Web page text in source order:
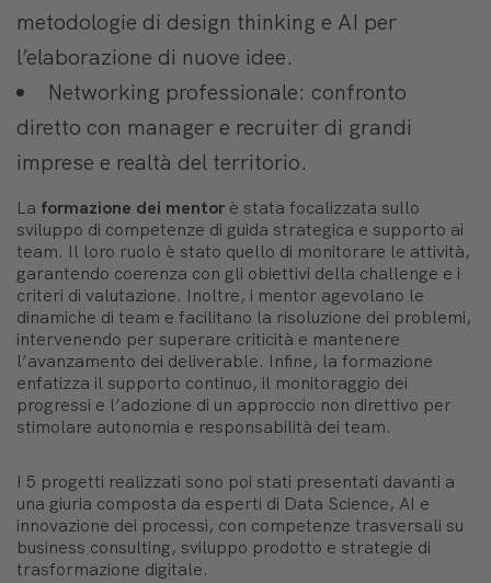
metodologie di design thinking e AI per
l’elaborazione di nuove idee.
Networking professionale: confronto
diretto con manager e recruiter di grandi
imprese e realtà del territorio.
La formazione dei mentor è stata focalizzata sullo
sviluppo di competenze di guida strategica e supporto ai
team. Il loro ruolo è stato quello di monitorare le attività,
garantendo coerenza con gli obiettivi della challenge e i
criteri di valutazione. Inoltre, i mentor agevolano le
dinamiche di team e facilitano la risoluzione dei problemi,
intervenendo per superare criticità e mantenere
l’avanzamento dei deliverable. Infine, la formazione
enfatizza il supporto continuo, il monitoraggio dei
progressi e l’adozione di un approccio non direttivo per
stimolare autonomia e responsabilità dei team.
I 5 progetti realizzati sono poi stati presentati davanti a
una giuria composta da esperti di Data Science, AI e
innovazione dei processi, con competenze trasversali su
business consulting, sviluppo prodotto e strategie di
trasformazione digitale.